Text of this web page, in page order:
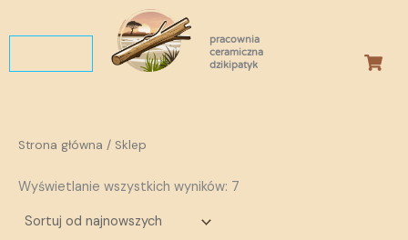
pracownia
ceramiczna
dzikipatyk
Strona główna / Sklep
Wyświetlanie wszystkich wyników: 7
najnowszych